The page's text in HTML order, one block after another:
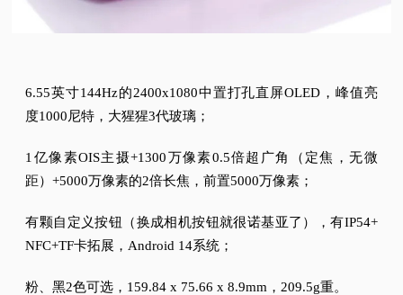
6.55英寸144Hz的2400x1080中置打孔直屏OLED，峰值亮
度1000尼特，大猩猩3代玻璃；
1亿像素OIS主摄+1300万像素0.5倍超广角（定焦，无微
距）+5000万像素的2倍长焦，前置5000万像素；
有颗自定义按钮（换成相机按钮就很诺基亚了），有IP54+
NFC+TF卡拓展，Android 14系统；
粉、黑2色可选，159.84 x 75.66 x 8.9mm，209.5g重。